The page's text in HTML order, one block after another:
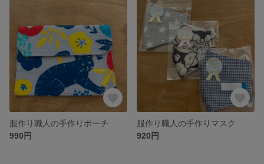
服作り職人の手作りポーチ
990円
服作り職人の手作りマスク
920円